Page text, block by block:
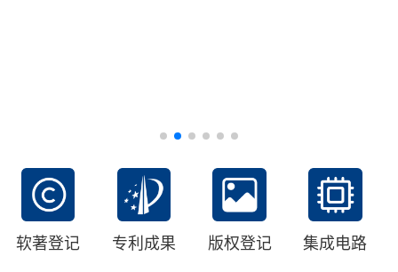
软著登记 专利成果 版权登记 集成电路